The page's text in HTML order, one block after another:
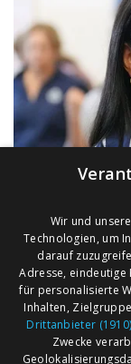
Wir und
Technologien, um
darauf
Adresse, eindeutige
für personalisierte
Inhalten,
Drittanbieter (1910)
Zwecke